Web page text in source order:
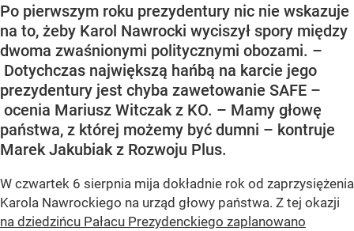
Po pierwszym roku prezydentury nic nie wskazuje
na to, żeby Karol Nawrocki wyciszył spory między
dwoma zwaśnionymi politycznymi obozami. –
Dotychczas największą hańbą na karcie jego
prezydentury jest chyba zawetowanie SAFE –
ocenia Mariusz Witczak z KO. – Mamy głowę
państwa, z której możemy być dumni – kontruje
Marek Jakubiak z Rozwoju Plus.
W czwartek 6 sierpnia mija dokładnie rok od zaprzysiężenia
Karola Nawrockiego na urząd głowy państwa. Z tej okazji
na dziedzińcu Pałacu Prezydenckiego zaplanowano